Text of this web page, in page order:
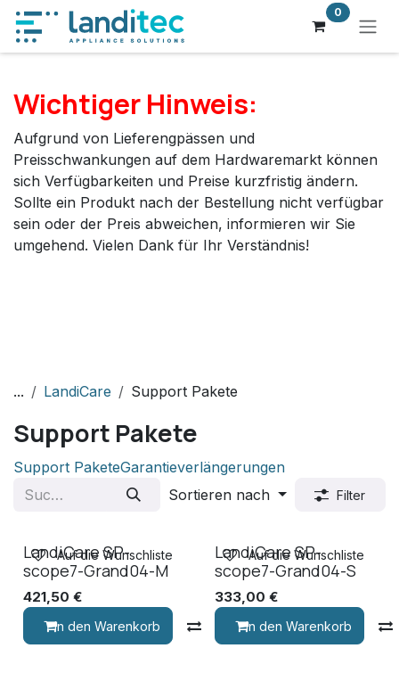
Zum Inhalt springen 0
Wichtiger Hinweis:
Aufgrund von Lieferengpässen und
Preisschwankungen auf dem Hardwaremarkt können
sich Verfügbarkeiten und Preise kurzfristig ändern.
Sollte ein Produkt nach der Bestellung nicht verfügbar
sein oder der Preis abweichen, informieren wir Sie
umgehend. Vielen Dank für Ihr Verständnis!
... LandiCare Support Pakete
Support Pakete
Support PaketeGarantieverlängerungen
Sortieren nach
Filter
LandiCare SP-
scope7-Grand04-M
421,50 €
In den Warenkorb Vergleichen
Auf die Wunschliste
LandiCare SP-
scope7-Grand04-S
333,00 €
In den Warenkorb
Auf die Wunschliste